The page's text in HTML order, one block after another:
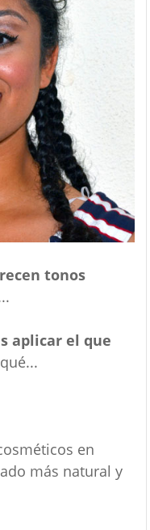
tonos
aplicar el que
en
más natural y